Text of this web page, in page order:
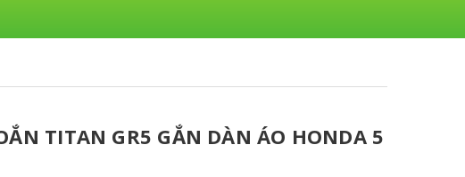
TITAN GR5 GẮN DÀN ÁO HONDA 5